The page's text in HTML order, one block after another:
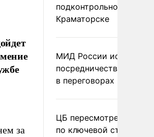
за
подконтрольном Киеву
Краматорске
МИД России исключил
посредничество
в переговорах по
ЦБ пересмотрел
по ключевой ставке